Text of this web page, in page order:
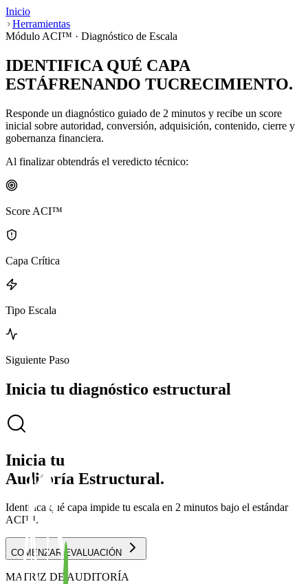
Inicio
Herramientas
Módulo ACI™ · Diagnóstico de Escala
IDENTIFICA QUÉ CAPA
ESTÁFRENANDO TUCRECIMIENTO.
Responde un diagnóstico guiado de 2 minutos y recibe un score
inicial sobre autoridad, conversión, adquisición, contenido, cierre y
gobernanza financiera.
Al finalizar obtendrás el veredicto técnico:
Score ACI™
Capa Crítica
Tipo Escala
Siguiente Paso
Inicia tu diagnóstico estructural
Inicia tu
Auditoría Estructural.
Identifica qué capa impide tu escala en 2 minutos bajo el estándar
ACI™.
COMENZAR EVALUACIÓN
MATRIZ DE AUDITORÍA